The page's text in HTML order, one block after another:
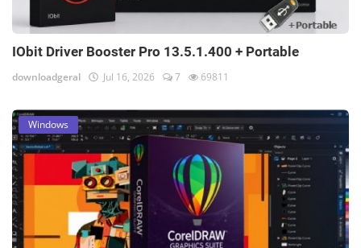
IObit Driver Booster Pro 13.5.1.400 + Portable
downloadgeral Jul 16, 2026 7 69811
Windows